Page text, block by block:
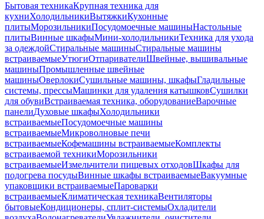
Бытовая техникаКрупная техника для
кухниХолодильникиВытяжкиКухонные
плитыМорозильникиПосудомоечные машиныНастольные
плитыВинные шкафыМини-холодильникиТехника для ухода
за одеждойСтиральные машиныСтиральные машины
встраиваемыеУтюгиОтпаривателиШвейные, вышивальные
машиныПромышленные швейные
машиныОверлокиСушильные машины, шкафыГладильные
системы, прессыМашинки для удаления катышковСушилки
для обувиВстраиваемая техника, оборудованиеВарочные
панелиДуховые шкафыХолодильники
встраиваемыеПосудомоечные машины
встраиваемыеМикроволновые печи
встраиваемыеКофемашины встраиваемыеКомплекты
встраиваемой техникиМорозильники
встраиваемыеИзмельчители пищевых отходовШкафы для
подогрева посудыВинные шкафы встраиваемыеВакуумные
упаковщики встраиваемыеПароварки
встраиваемыеКлиматическая техникаВентиляторы
бытовыеКондиционеры, сплит-системыОхладители